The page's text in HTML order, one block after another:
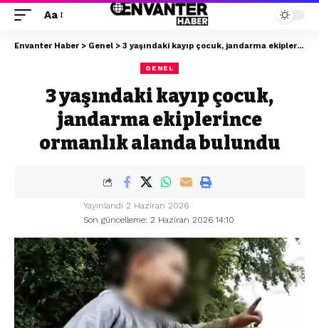
Aa
Envanter Haber > Genel > 3 yaşındaki kayıp çocuk, jandarma ekiplerince ormanlık alanda bulundu
GENEL
3 yaşındaki kayıp çocuk,
jandarma ekiplerince
ormanlık alanda bulundu
Son güncelleme: 2 Haziran 2026 14:10
Yayınlandı 2 Haziran 2026